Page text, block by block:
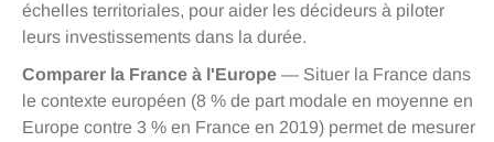
échelles territoriales, pour aider les décideurs à piloter
leurs investissements dans la durée.
Comparer la France à l'Europe — Situer la France dans
le contexte européen (8 % de part modale en moyenne en
Europe contre 3 % en France en 2019) permet de mesurer